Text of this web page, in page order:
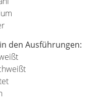
den Ausführungen: